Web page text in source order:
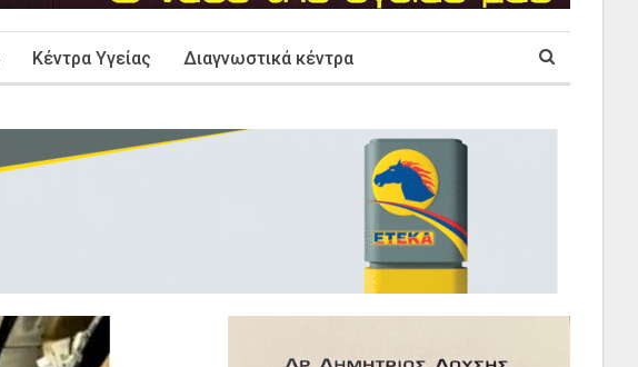
Κέντρα Υγείας Διαγνωστικά κέντρα